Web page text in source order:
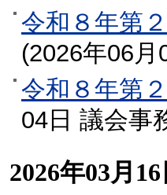
令和８年第
(2026年06月
令和８年第
04日 議会事
2026年03月16